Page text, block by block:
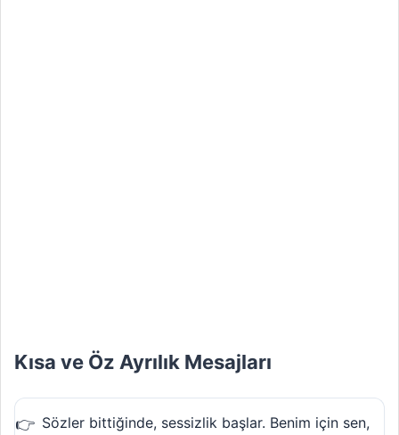
Kısa ve Öz Ayrılık Mesajları
Sözler bittiğinde, sessizlik başlar. Benim için sen,